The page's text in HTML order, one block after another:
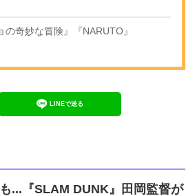
奇妙な冒険』『NARUTO』
LINEで送る
...『SLAM DUNK』田岡監督が